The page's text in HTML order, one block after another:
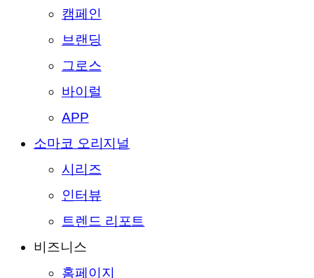
캠페인
브랜딩
그로스
바이럴
APP
소마코 오리지널
시리즈
인터뷰
트렌드 리포트
비즈니스
홈페이지